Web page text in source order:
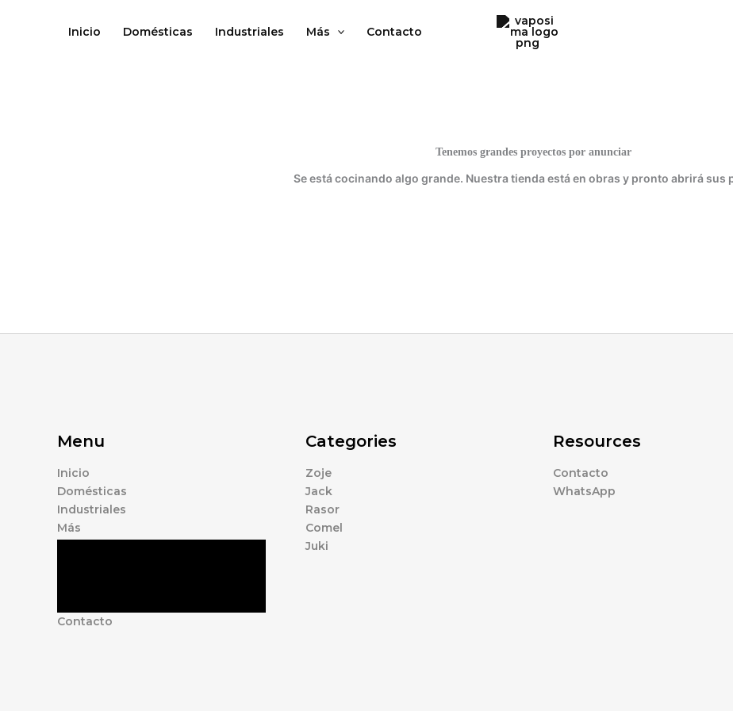
Inicio Domésticas Industriales Más Contacto
Tenemos grandes proyectos por anunciar
Se está cocinando algo grande. Nuestra tienda está en obras y pronto abrirá sus
Menu
Inicio
Domésticas
Industriales
Más
Contacto
Categories
Zoje
Jack
Rasor
Comel
Juki
Resources
Contacto
WhatsApp